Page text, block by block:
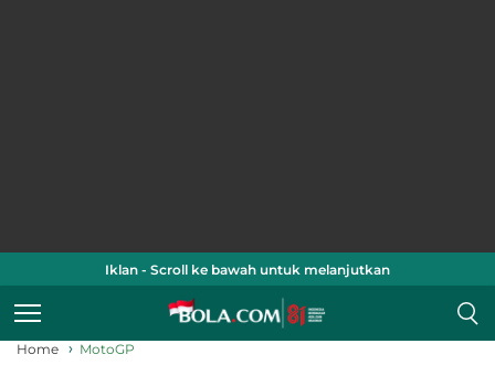
Iklan - Scroll ke bawah untuk melanjutkan
Home MotoGP